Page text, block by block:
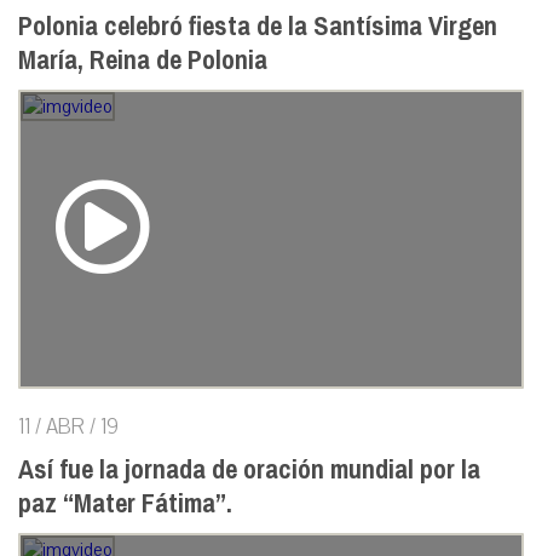
Polonia celebró fiesta de la Santísima Virgen
María, Reina de Polonia
11 / ABR / 19
Así fue la jornada de oración mundial por la
paz “Mater Fátima”.